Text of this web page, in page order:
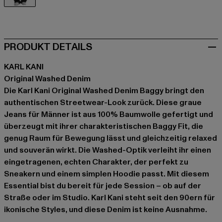
PRODUKT DETAILS
KARL KANI
Original Washed Denim
Die Karl Kani Original Washed Denim Baggy bringt den
authentischen Streetwear-Look zurück. Diese graue
Jeans für Männer ist aus 100% Baumwolle gefertigt und
überzeugt mit ihrer charakteristischen Baggy Fit, die
genug Raum für Bewegung lässt und gleichzeitig relaxed
und souverän wirkt. Die Washed-Optik verleiht ihr einen
eingetragenen, echten Charakter, der perfekt zu
Sneakern und einem simplen Hoodie passt. Mit diesem
Essential bist du bereit für jede Session – ob auf der
Straße oder im Studio. Karl Kani steht seit den 90ern für
ikonische Styles, und diese Denim ist keine Ausnahme.